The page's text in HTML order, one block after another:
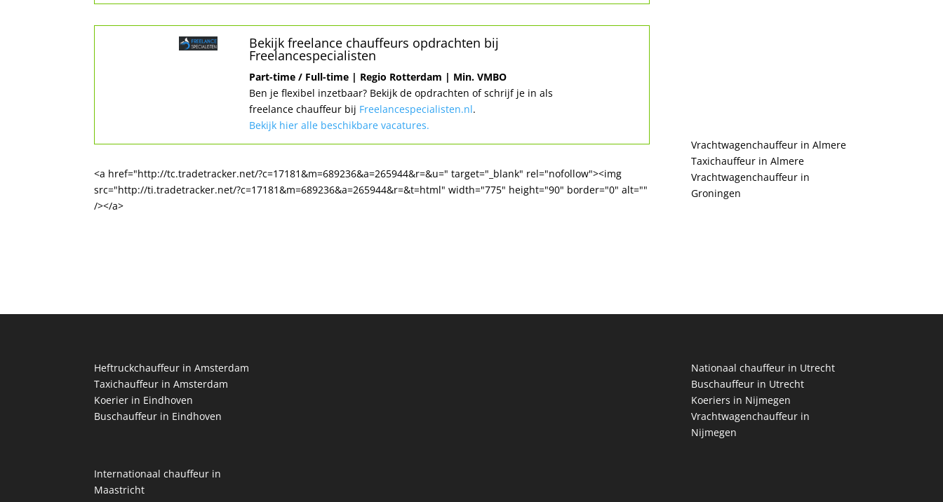
Bekijk freelance chauffeurs opdrachten bij
Freelancespecialisten
Part-time / Full-time | Regio Rotterdam | Min. VMBO
Ben je flexibel inzetbaar? Bekijk de opdrachten of schrijf je in als
freelance chauffeur bij Freelancespecialisten.nl.
Bekijk hier alle beschikbare vacatures.
<a href="http://tc.tradetracker.net/?c=17181&m=689236&a=265944&r=&u=" target="_blank" rel="nofollow"><img
src="http://ti.tradetracker.net/?c=17181&m=689236&a=265944&r=&t=html" width="775" height="90" border="0" alt=""
/></a>
Vrachtwagenchauffeur in Almere
Taxichauffeur in Almere
Vrachtwagenchauffeur in
Groningen
Heftruckchauffeur in Amsterdam
Taxichauffeur in Amsterdam
Koerier in Eindhoven
Buschauffeur in Eindhoven
Internationaal chauffeur in
Maastricht
Nationaal chauffeur in Utrecht
Buschauffeur in Utrecht
Koeriers in Nijmegen
Vrachtwagenchauffeur in
Nijmegen